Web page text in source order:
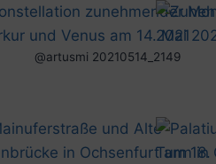
@artusmi 20210514_2149